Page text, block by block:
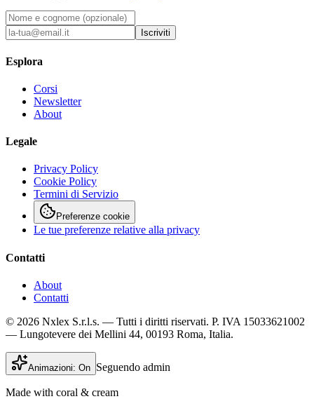
Iscriviti
Esplora
Corsi
Newsletter
About
Legale
Privacy Policy
Cookie Policy
Termini di Servizio
Preferenze cookie
Le tue preferenze relative alla privacy
Contatti
About
Contatti
© 2026 Nxlex S.r.l.s. — Tutti i diritti riservati. P. IVA 15033621002
— Lungotevere dei Mellini 44, 00193 Roma, Italia.
Animazioni: On Seguendo admin
Made with coral & cream